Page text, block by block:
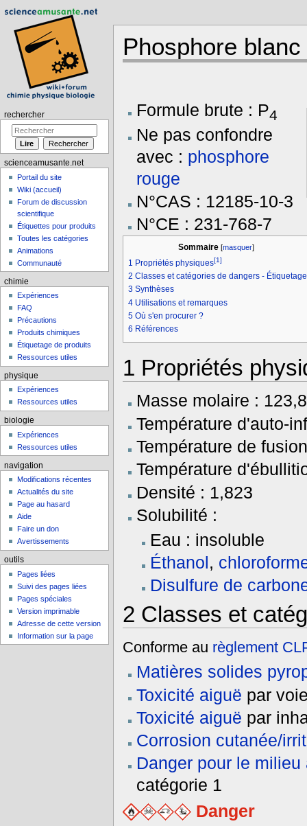
Phosphore blanc
Formule brute : P4
Ne pas confondre
avec : phosphore
rouge
N°CAS : 12185-10-3
N°CE : 231-768-7
Sommaire [masquer]
1 Propriétés physiques[1]
2 Classes et catégories de dangers - Étiquetage
3 Synthèses
4 Utilisations et remarques
5 Où s'en procurer ?
6 Références
1 Propriétés
Masse molaire :
Température d'auto-
Température de
Température
Densité : 1,823
Solubilité :
Eau : insoluble
Éthanol,
Disulfure de
2 Classes et
Conforme au règlement
Matières solides
Toxicité aiguë par
Toxicité aiguë par
Corrosion cutanée/
Danger pour le milieu
catégorie 1
Danger
rechercher
scienceamusante.net
Portail du site
Wiki (accueil)
Forum de discussion
scientifique
Étiquettes pour produits
Toutes les catégories
Animations
Communauté
chimie
Expériences
FAQ
Précautions
Produits chimiques
Étiquetage de produits
Ressources utiles
physique
Expériences
Ressources utiles
biologie
Expériences
Ressources utiles
navigation
Modifications récentes
Actualités du site
Page au hasard
Aide
Faire un don
Avertissements
outils
Pages liées
Suivi des pages liées
Pages spéciales
Version imprimable
Adresse de cette version
Information sur la page